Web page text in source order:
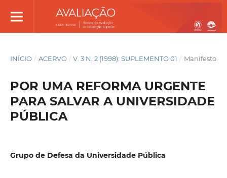
INÍCIO / ACERVO / V. 3 N. 2 (1998): SUPLEMENTO 01 / Manifesto
POR UMA REFORMA URGENTE
PARA SALVAR A UNIVERSIDADE
PÚBLICA
Grupo de Defesa da Universidade Pública